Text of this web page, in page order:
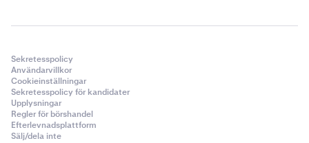
Sekretesspolicy
Användarvillkor
Cookieinställningar
Sekretesspolicy för kandidater
Upplysningar
Regler för börshandel
Efterlevnadsplattform
Sälj/dela inte